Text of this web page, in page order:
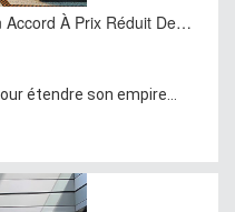
Accord À Prix Réduit De…
étendre son empire...